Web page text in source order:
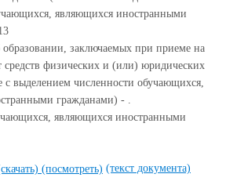
являющихся иностранными
образовании, заключаемых при приеме на
средств физических и (или) юридических
с выделением численности обучающихся,
гражданами) - .
являющихся иностранными
(посмотреть) (текст документа)